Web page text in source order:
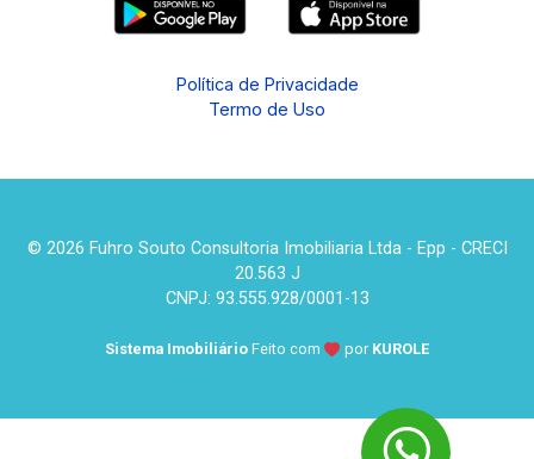
Política de Privacidade
Termo de Uso
© 2026 Fuhro Souto Consultoria Imobiliaria Ltda - Epp - CRECI
20.563 J
CNPJ: 93.555.928/0001-13
Sistema Imobiliário Feito com por KUROLE